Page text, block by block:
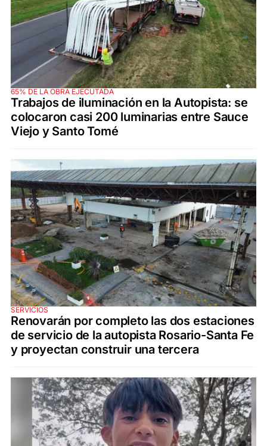
65% DE LA OBRA EJECUTADA
Trabajos de iluminación en la Autopista: se
colocaron casi 200 luminarias entre Sauce
Viejo y Santo Tomé
SERVICIOS
Renovarán por completo las dos estaciones
de servicio de la autopista Rosario-Santa Fe
y proyectan construir una tercera